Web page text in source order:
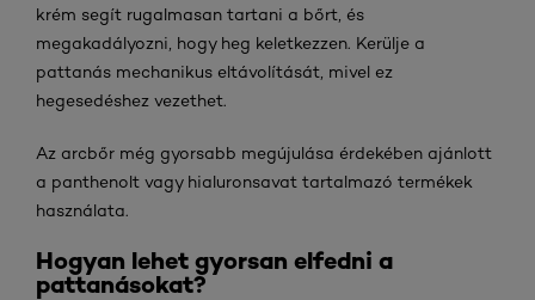
krém segít rugalmasan tartani a bőrt, és
megakadályozni, hogy heg keletkezzen. Kerülje a
pattanás mechanikus eltávolítását, mivel ez
hegesedéshez vezethet.
Az arcbőr még gyorsabb megújulása érdekében ajánlott
a panthenolt vagy hialuronsavat tartalmazó termékek
használata.
Hogyan lehet gyorsan elfedni a
pattanásokat?